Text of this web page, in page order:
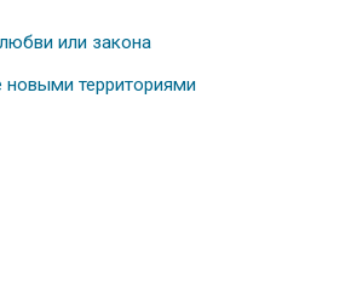
или закона
новыми территориями